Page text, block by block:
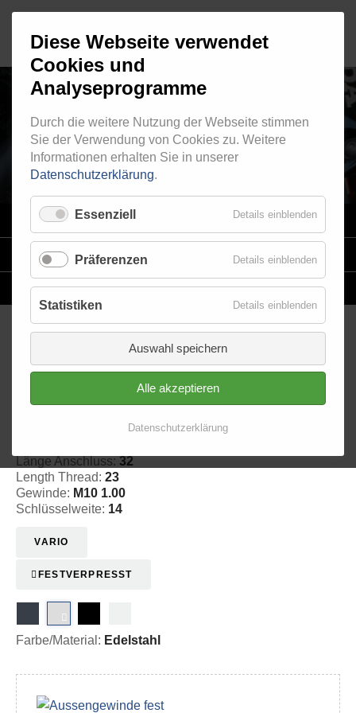
AUSSENGEWINDE - FEST 513
VARIO
STAHLFLEX-LEITUNGSKITS FÜR MOTORRÄDER
EINZELLEITUNGENNACH MASS
Aussengewinde - fest 513
Länge Anschluss: 32
Length Thread: 23
Gewinde: M10 1.00
Schlüsselweite: 14
VARIO
FESTVERPRESST
Farbe/Material: Edelstahl
Diese Webseite verwendet
Cookies und
Analyseprogramme
Durch die weitere Nutzung der Webseite stimmen
Sie der Verwendung von Cookies zu. Weitere
Informationen erhalten Sie in unserer
Datenschutzerklärung.
Essenziell Details einblenden
Präferenzen Details einblenden
Statistiken Details einblenden
Auswahl speichern
Alle akzeptieren
Datenschutzerklärung